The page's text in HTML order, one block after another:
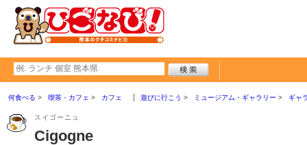
何食べる 喫茶・カフェ カフェ 遊びに行こう ミュージアム・ギャラリー ギャ
スイゴーニュ
Cigogne